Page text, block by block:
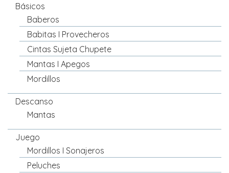
Básicos
Baberos
Babitas I Provecheros
Cintas Sujeta Chupete
Mantas I Apegos
Mordillos
Descanso
Mantas
Juego
Mordillos I Sonajeros
Peluches